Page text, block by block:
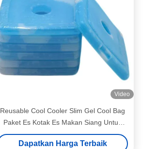
Video
Reusable Cool Cooler Slim Gel Cool Bag
Paket Es Kotak Es Makan Siang Untuk
Anak-Anak
Dapatkan Harga Terbaik